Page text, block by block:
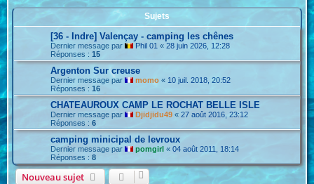
e
Sujets
[36 - Indre] Valençay - camping les chênes
Dernier message par Phil 01 «28 juin 2026, 12:28
Réponses :15
Argenton Sur creuse
Dernier message par momo « 10 juil. 2018, 20:52
Réponses :16
CHATEAUROUX CAMP LE ROCHAT BELLE ISLE
Dernier message par Djidjidu49 «27 août 2016, 23:12
Réponses :6
camping minicipal de levroux
Dernier message par pomgirl «04 août 2011, 18:14
Réponses :8
Nouveau sujet